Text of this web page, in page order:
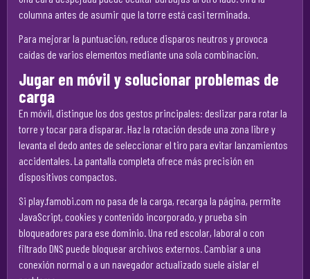
columna antes de asumir que la torre está casi terminada.
Para mejorar la puntuación, reduce disparos neutros y provoca
caídas de varios elementos mediante una sola combinación.
Jugar en móvil y solucionar problemas de
carga
En móvil, distingue los dos gestos principales: deslizar para rotar la
torre y tocar para disparar. Haz la rotación desde una zona libre y
levanta el dedo antes de seleccionar el tiro para evitar lanzamientos
accidentales. La pantalla completa ofrece más precisión en
dispositivos compactos.
Si play.famobi.com no pasa de la carga, recarga la página, permite
JavaScript, cookies y contenido incorporado, y prueba sin
bloqueadores para ese dominio. Una red escolar, laboral o con
filtrado DNS puede bloquear archivos externos. Cambiar a una
conexión normal o a un navegador actualizado suele aislar el